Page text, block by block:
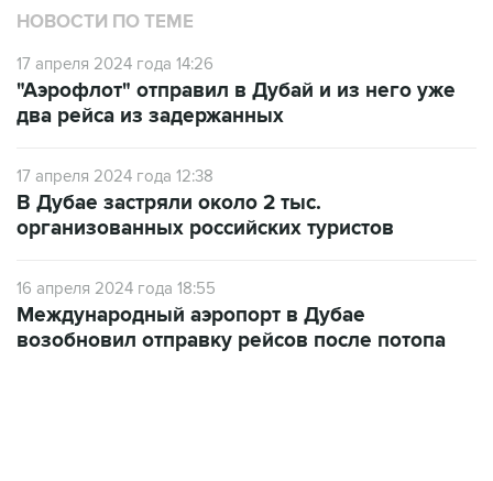
17 апреля 2024 года 14:26
два рейса из задержанных
17 апреля 2024 года 12:38
организованных российских туристов
16 апреля 2024 года 18:55
возобновил отправку рейсов после потопа